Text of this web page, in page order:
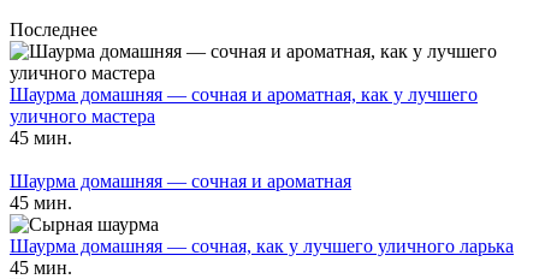
Последнее
Шаурма домашняя — сочная и ароматная, как у лучшего
уличного мастера
45 мин.
Шаурма домашняя — сочная и ароматная
45 мин.
Шаурма домашняя — сочная, как у лучшего уличного ларька
45 мин.